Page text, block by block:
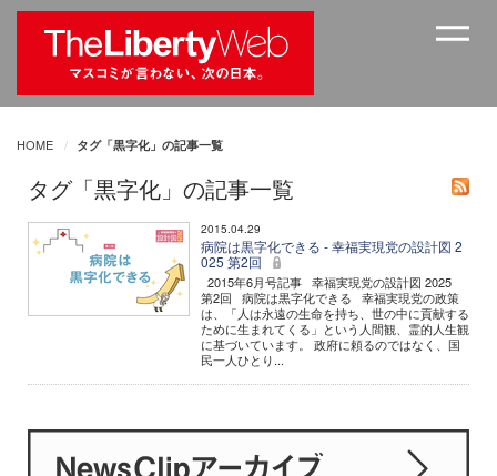
HOME タグ「黒字化」の記事一覧
タグ「黒字化」の記事一覧
2015.04.29
病院は黒字化できる - 幸福実現党の設計図 2
025 第2回
2015年6月号記事 幸福実現党の設計図 2025
第2回 病院は黒字化できる 幸福実現党の政策
は、「人は永遠の生命を持ち、世の中に貢献する
ために生まれてくる」という人間観、霊的人生観
に基づいています。 政府に頼るのではなく、国
民一人ひとり...